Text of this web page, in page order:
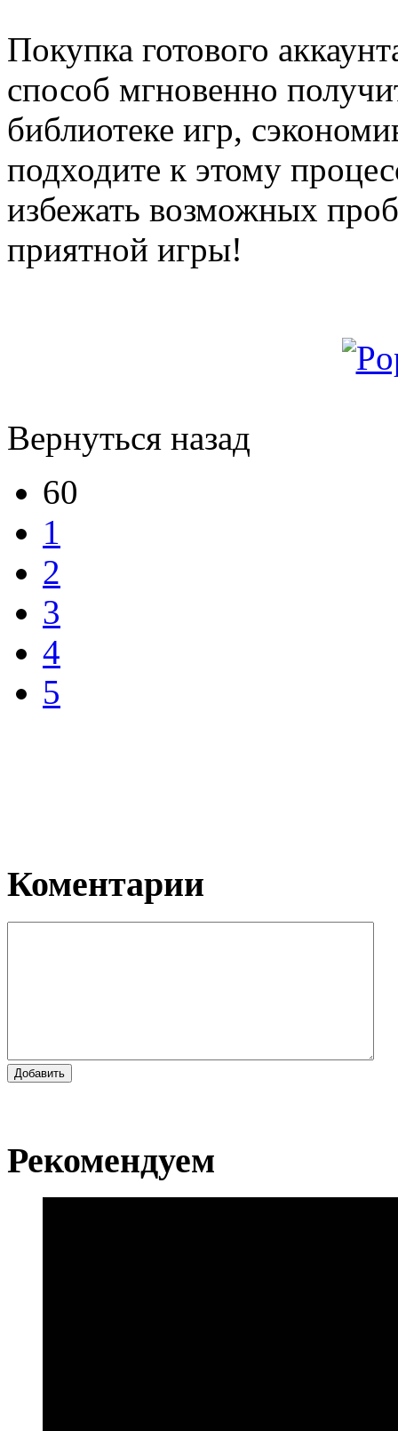
Покупка готового
способ мгновенно
библиотеке игр,
подходите к этому
избежать возможных
приятной игры!
Вернуться назад
60
1
2
3
4
5
Коментарии
Добавить
Рекомендуем